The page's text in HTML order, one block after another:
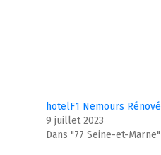
hotelF1 Nemours Rénové
9 juillet 2023
Dans "77 Seine-et-Marne"